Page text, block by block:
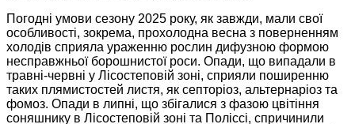
Погодні умови сезону 2025 року, як завжди, мали свої
особливості, зокрема, прохолодна весна з поверненням
холодів сприяла ураженню рослин дифузною формою
несправжньої борошнистої роси. Опади, що випадали в
травні-червні у Лісостеповій зоні, сприяли поширенню
таких плямистостей листя, як септоріоз, альтернаріоз та
фомоз. Опади в липні, що збігалися з фазою цвітіння
соняшнику в Лісостеповій зоні та Поліссі, спричинили